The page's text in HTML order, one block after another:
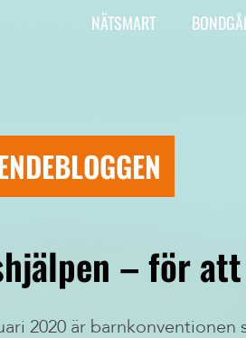
NÄTSMART
kan du läsa om vad Aktiv Skola gör, har
– för
2020 är